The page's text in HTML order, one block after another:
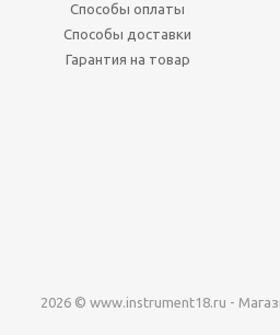
Способы оплаты
Способы доставки
Гарантия на товар
2026 © www.instrument18.ru -